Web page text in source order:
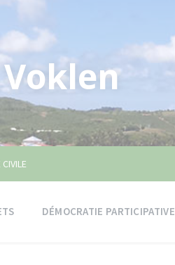
DÉMOCRATIE PARTICIPATIVE